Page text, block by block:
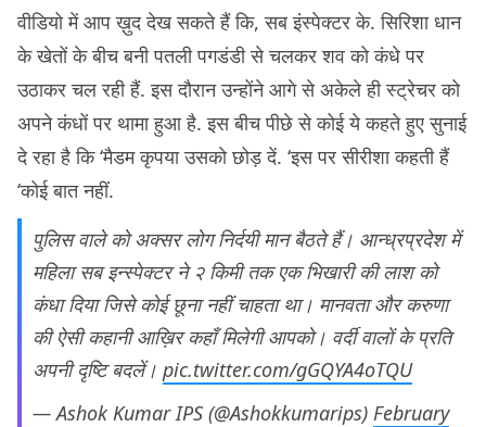
वीडियो में आप ख़ुद देख सकते हैं कि, सब इंस्पेक्टर के. सिरिशा धान
के खेतों के बीच बनी पतली पगडंडी से चलकर शव को कंधे पर
उठाकर चल रही हैं. इस दौरान उन्होंने आगे से अकेले ही स्ट्रेचर को
अपने कंधों पर थामा हुआ है. इस बीच पीछे से कोई ये कहते हुए सुनाई
दे रहा है कि ‘मैडम कृपया उसको छोड़ दें. ‘इस पर सीरीशा कहती हैं
‘कोई बात नहीं.
पुलिस वाले को अक्सर लोग निर्दयी मान बैठते हैं। आन्ध्रप्रदेश में
महिला सब इन्स्पेक्टर ने २ किमी तक एक भिखारी की लाश को
कंधा दिया जिसे कोई छूना नहीं चाहता था। मानवता और करुणा
की ऐसी कहानी आख़िर कहाँ मिलेगी आपको। वर्दी वालों के प्रति
अपनी दृष्टि बदलें। pic.twitter.com/gGQYA4oTQU
— Ashok Kumar IPS (@Ashokkumarips) February